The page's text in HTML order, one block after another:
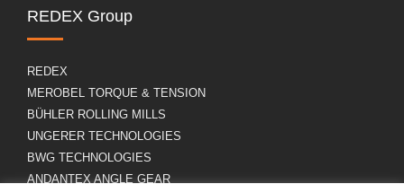
REDEX Group
REDEX
MEROBEL TORQUE & TENSION
BÜHLER ROLLING MILLS
UNGERER TECHNOLOGIES
BWG TECHNOLOGIES
ANDANTEX ANGLE GEAR